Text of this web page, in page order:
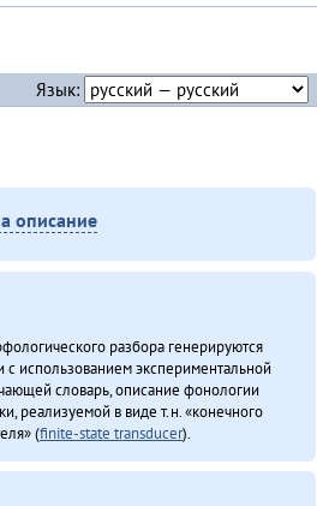
Язык:
описание
разбора генерируются
с использованием экспериментальной
словарь, описание фонологии
реализуемой в виде т.н. «конечного
(finite-state transducer).